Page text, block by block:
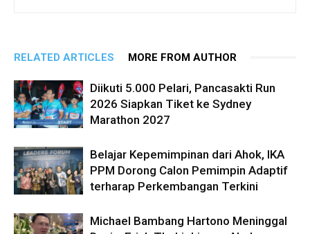
RELATED ARTICLES MORE FROM AUTHOR
Diikuti 5.000 Pelari, Pancasakti Run
2026 Siapkan Tiket ke Sydney
Marathon 2027
Belajar Kepemimpinan dari Ahok, IKA
PPM Dorong Calon Pemimpin Adaptif
terharap Perkembangan Terkini
Michael Bambang Hartono Meninggal